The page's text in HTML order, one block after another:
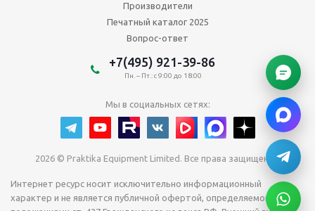
Производители
Печатный каталог 2025
Вопрос-ответ
+7(495) 921-39-86
Пн. – Пт.: с 9:00 до 18:00
Мы в социальных сетях:
2026 © Praktika Equipment Limited. Все права защищены.
Интернет ресурс носит исключительно информационный
характер и не является публичной офертой, определяемой